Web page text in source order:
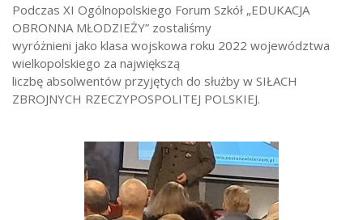
Rekrutacja
Oferty pracy dla pracowników
Zadania realizowane z budżetu państwa
Podczas XI Ogólnopolskiego Forum Szkół „EDUKACJA
OBRONNA MŁODZIEŻY” zostaliśmy
wyróżnieni jako klasa wojskowa roku 2022 województwa
wielkopolskiego za największą
liczbę absolwentów przyjętych do służby w SIŁACH
ZBROJNYCH RZECZYPOSPOLITEJ POLSKIEJ.